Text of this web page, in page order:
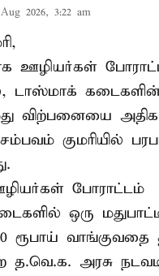
2026, 3:22 am
ஊழியர்கள்
டாஸ்மாக்
விற்பனையை
குமரியில்
போராட்டம்
ஒரு
ரூபாய் வாங்குவதை
த.வெ.க. அரசு